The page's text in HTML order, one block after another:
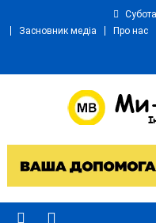
Засновник медіа
Про нас
Ми